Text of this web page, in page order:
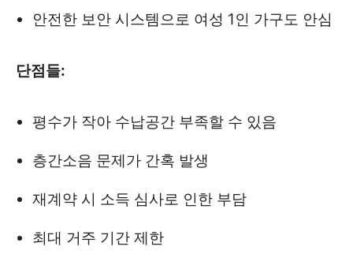
안전한 보안 시스템으로 여성 1인 가구도 안심
단점들:
평수가 작아 수납공간 부족할 수 있음
층간소음 문제가 간혹 발생
재계약 시 소득 심사로 인한 부담
최대 거주 기간 제한